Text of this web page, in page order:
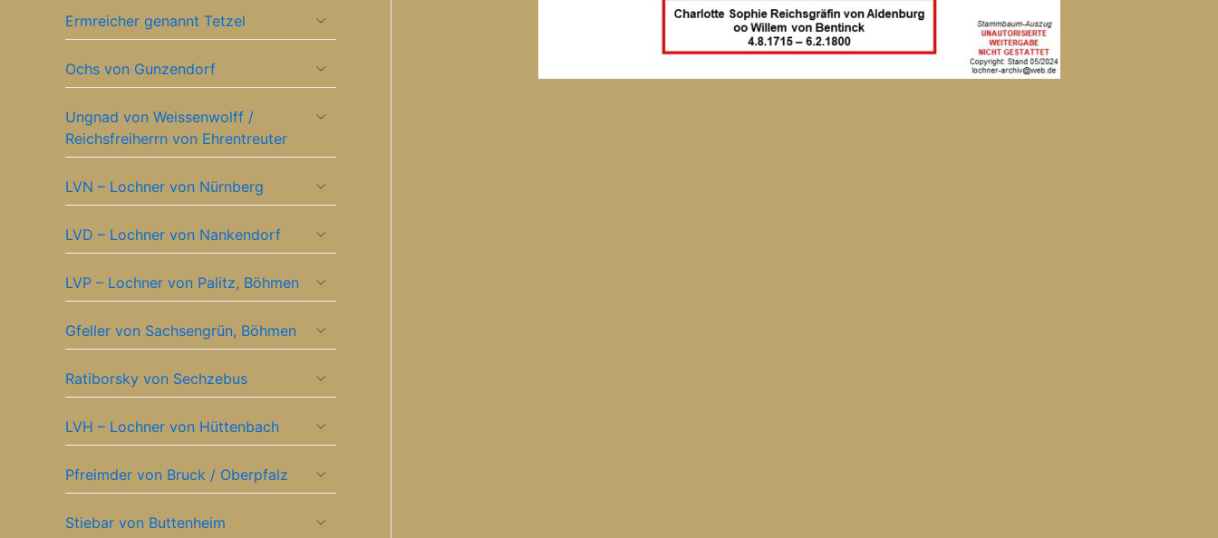
Ermreicher genannt Tetzel
Ochs von Gunzendorf
Ungnad von Weissenwolff /
Reichsfreiherrn von Ehrentreuter
LVN – Lochner von Nürnberg
LVD – Lochner von Nankendorf
LVP – Lochner von Palitz, Böhmen
Gfeller von Sachsengrün, Böhmen
Ratiborsky von Sechzebus
LVH – Lochner von Hüttenbach
Pfreimder von Bruck / Oberpfalz
Stiebar von Buttenheim